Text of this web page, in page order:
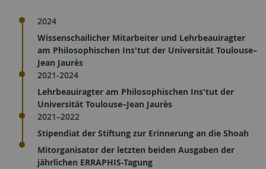
2024
Wissenschailicher Mitarbeiter und Lehrbeauiragter
am Philosophischen Ins'tut der Universität Toulouse–
Jean Jaurès
2021-2024
Lehrbeauiragter am Philosophischen Ins'tut der
Universität Toulouse–Jean Jaurès
2021–2022
Stipendiat der Stiftung zur Erinnerung an die Shoah
Mitorganisator der letzten beiden Ausgaben der
jährlichen ERRAPHIS-Tagung